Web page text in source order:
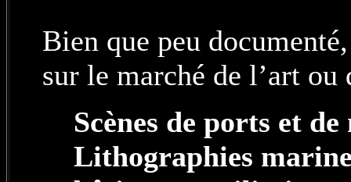
Bien que peu
sur le marché de l’art
Scènes de ports et
Lithographies